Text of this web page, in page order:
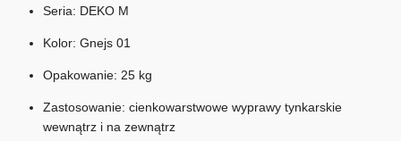
Seria: DEKO M
Kolor: Gnejs 01
Opakowanie: 25 kg
Zastosowanie: cienkowarstwowe wyprawy tynkarskie
wewnątrz i na zewnątrz